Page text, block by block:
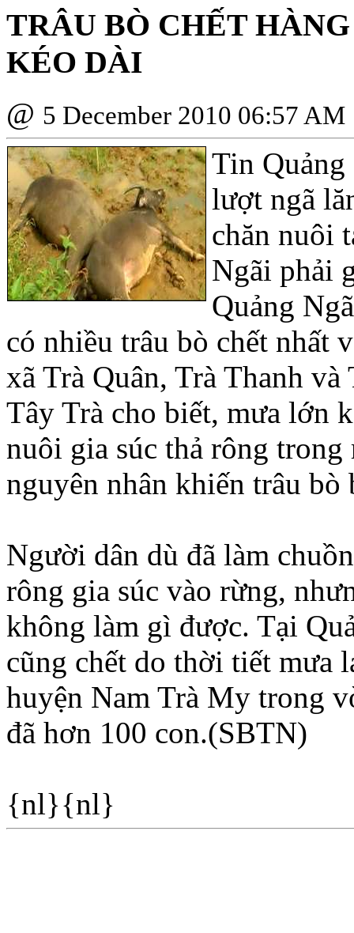
TRÂU BÒ CHẾT
KÉO DÀI
@ 5 December 2010 06:57 AM
Tin Quảng
lượt ngã
chăn nuôi
Ngãi phải
Quảng
có nhiều trâu bò chết nhất
xã Trà Quân, Trà Thanh
Tây Trà cho biết, mưa lớn
nuôi gia súc thả rông
nguyên nhân khiến trâu bò
Người dân dù đã làm
rông gia súc vào rừng,
không làm gì được. Tại
cũng chết do thời tiết mưa
huyện Nam Trà My trong
đã hơn 100 con.(SBTN)
{nl}{nl}